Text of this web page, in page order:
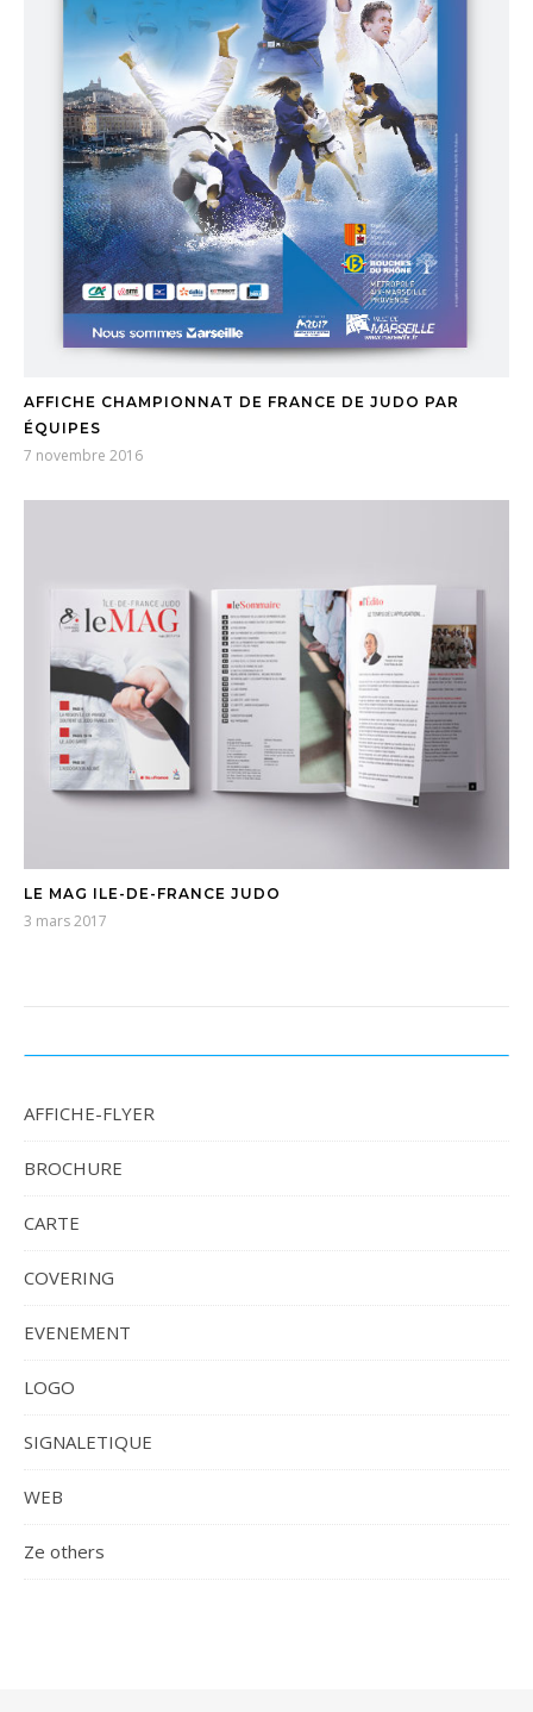
AFFICHE CHAMPIONNAT DE FRANCE DE JUDO PAR
ÉQUIPES
7 novembre 2016
LE MAG ILE-DE-FRANCE JUDO
3 mars 2017
AFFICHE-FLYER
BROCHURE
CARTE
COVERING
EVENEMENT
LOGO
SIGNALETIQUE
WEB
Ze others